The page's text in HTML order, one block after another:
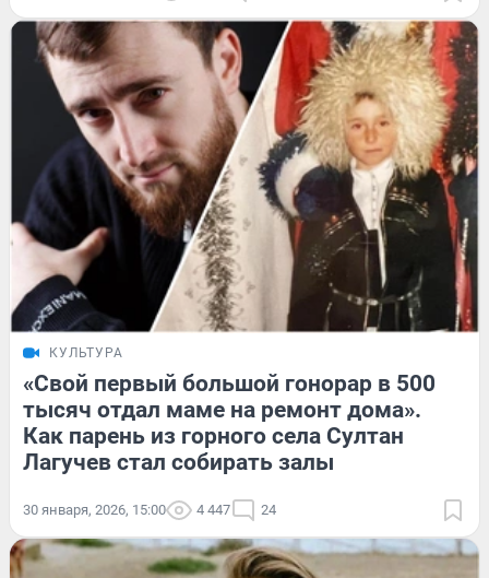
КУЛЬТУРА
«Свой первый большой гонорар в 500
тысяч отдал маме на ремонт дома».
Как парень из горного села Султан
Лагучев стал собирать залы
30 января, 2026, 15:00 4 447 24